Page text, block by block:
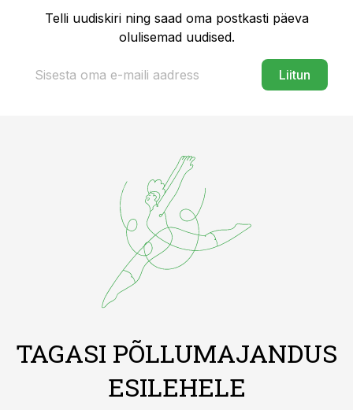
Telli uudiskiri ning saad oma postkasti päeva
olulisemad uudised.
Liitun
TAGASI PÕLLUMAJANDUS
ESILEHELE